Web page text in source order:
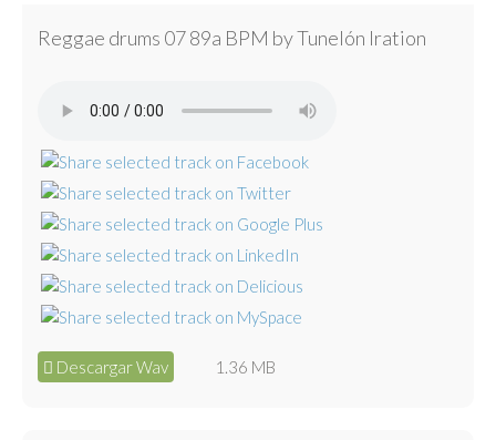
Reggae drums 07 89a BPM by Tunelón Iration
Descargar Wav 1.36 MB